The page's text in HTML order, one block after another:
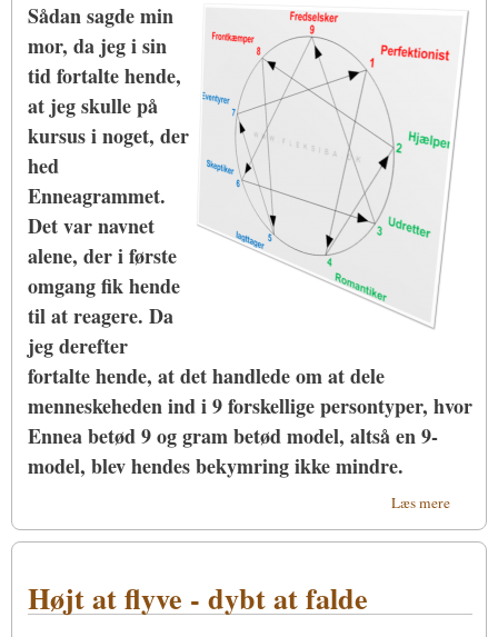
Sådan sagde min
mor, da jeg i sin
tid fortalte hende,
at jeg skulle på
kursus i noget, der
hed
Enneagrammet.
Det var navnet
alene, der i første
omgang fik hende
til at reagere. Da
jeg derefter
fortalte hende, at det handlede om at dele
menneskeheden ind i 9 forskellige persontyper, hvor
Ennea betød 9 og gram betød model, altså en 9-
model, blev hendes bekymring ikke mindre.
Læs mereom
nu på,
en
Højt at flyve - dybt at falde